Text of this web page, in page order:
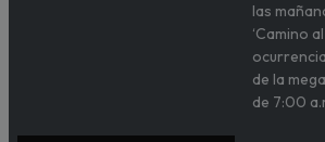
las
‘Camino
de la
de 7:00